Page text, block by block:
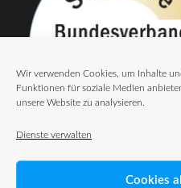
Wir verwenden Cookies, um Inhalte
Funktionen für soziale Medien
unsere Website zu analysieren.
Dienste verwalten
Cookies